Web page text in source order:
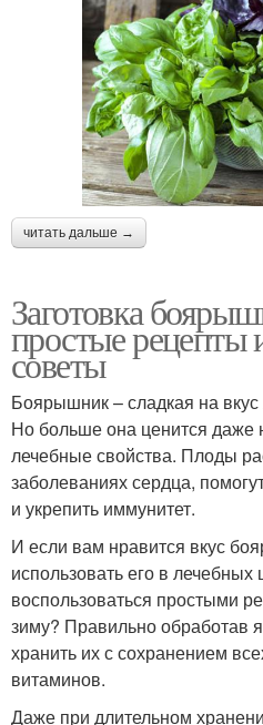
читать дальше →
Заготовка
простые рецепты
советы
Боярышник – сладкая на
Но больше она ценится даже
лечебные свойства. Плоды
заболеваниях сердца,
и укрепить иммунитет.
И если вам нравится вкус
использовать его в
воспользоваться простыми
зиму? Правильно обработав
хранить их с сохранением
витаминов.
Даже при длительном